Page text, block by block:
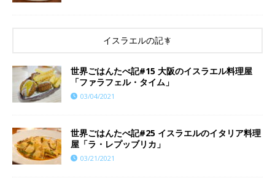
イスラエルの記事
世界ごはんたべ記#15 大阪のイスラエル料理屋
「ファラフェル・タイム」
03/04/2021
世界ごはんたべ記#25 イスラエルのイタリア料理
屋「ラ・レプッブリカ」
03/21/2021